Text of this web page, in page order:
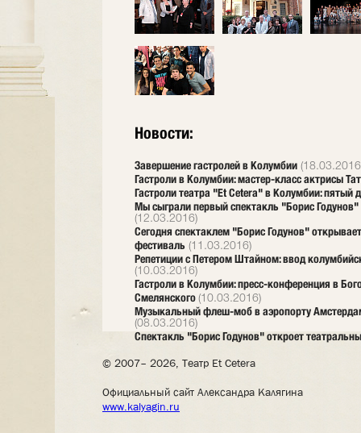
Новости:
Завершение гастролей в Колумбии
Гастроли в Колумбии: мастер-класс актрисы
Гастроли театра "Et Cetera" в Колумбии: пятый
Мы сыграли первый спектакль "Борис
(12.03.2016)
Сегодня спектаклем "Борис Годунов"
фестиваль (11.03.2016)
Репетиции с Петером Штайном: ввод
(10.03.2016)
Гастроли в Колумбии: пресс-конференция в
Смелянского (10.03.2016)
Музыкальный флеш-моб в аэропорту
(08.03.2016)
Спектакль "Борис Годунов" откроет
© 2007– 2026, Театр Et Cetera
Официальный сайт Александра Калягина
www.kalyagin.ru